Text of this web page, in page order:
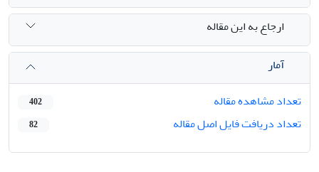
ارجاع به این مقاله
آمار
تعداد مشاهده مقاله
402
تعداد دریافت فایل اصل مقاله 82